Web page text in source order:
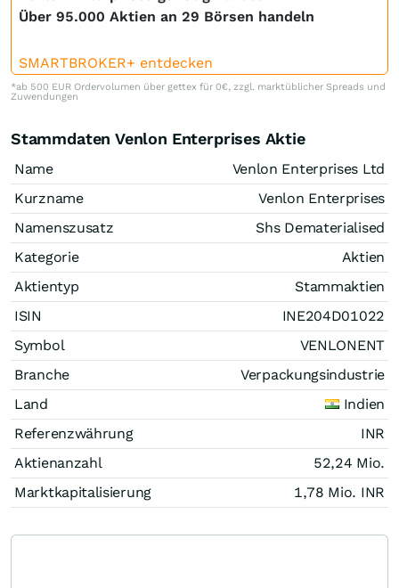
Über 95.000 Aktien an 29 Börsen handeln
SMARTBROKER+ entdecken
*ab 500 EUR Ordervolumen über gettex für 0€, zzgl. marktüblicher Spreads und
Zuwendungen
Stammdaten Venlon Enterprises Aktie
Name
Venlon Enterprises Ltd
Kurzname
Venlon Enterprises
Namenszusatz
Shs Dematerialised
Kategorie
Aktien
Aktientyp
Stammaktien
ISIN
INE204D01022
Symbol
VENLONENT
Branche
Verpackungsindustrie
Land
Indien
Referenzwährung
INR
Aktienanzahl
52,24 Mio.
Marktkapitalisierung
1,78 Mio. INR